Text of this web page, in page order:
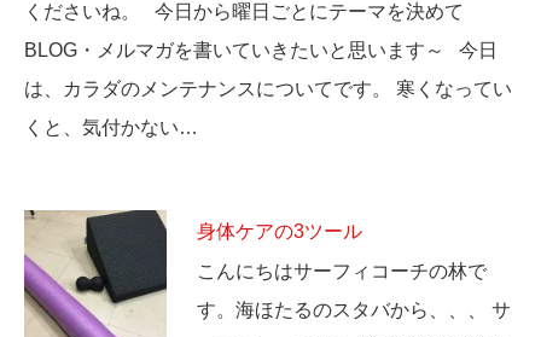
くださいね。 今日から曜日ごとにテーマを決めて
BLOG・メルマガを書いていきたいと思います～ 今日
は、カラダのメンテナンスについてです。 寒くなってい
くと、気付かない…
身体ケアの3ツール
こんにちはサーフィコーチの林で
す。海ほたるのスタバから、、、 サ